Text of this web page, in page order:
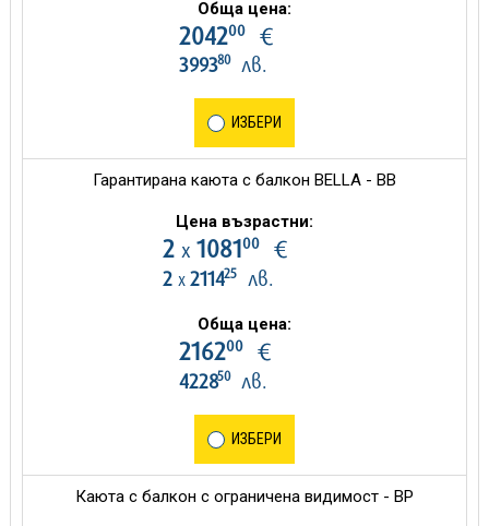
Обща цена:
204200€
399380лв.
ИЗБЕРИ
Гарантирана каюта с балкон BELLA - BB
Цена възрастни:
2 х 108100€
2 х 211425лв.
Обща цена:
216200€
422850лв.
ИЗБЕРИ
Каюта с балкон с ограничена видимост - BP